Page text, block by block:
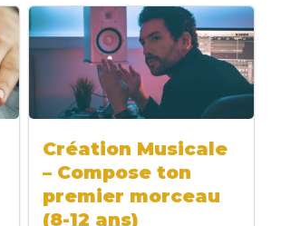
Création Musicale
– Compose ton
premier morceau
(8-12 ans)